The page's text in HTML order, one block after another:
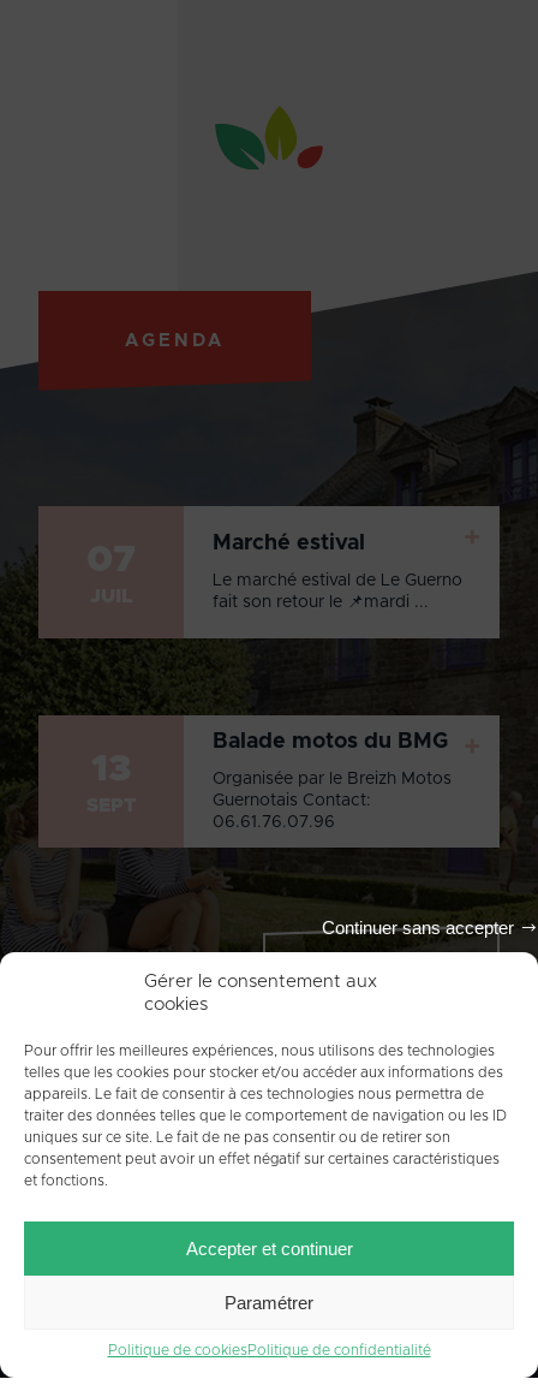
Gérer le consentement aux
cookies
Pour offrir les meilleures expériences, nous utilisons des technologies
telles que les cookies pour stocker et/ou accéder aux informations des
appareils. Le fait de consentir à ces technologies nous permettra de
traiter des données telles que le comportement de navigation ou les ID
uniques sur ce site. Le fait de ne pas consentir ou de retirer son
consentement peut avoir un effet négatif sur certaines caractéristiques
et fonctions.
Accepter et continuer
Continuer sans accepter
Paramétrer
Politique de cookiesPolitique de confidentialité
AGENDA
Marché estival
Le marché estival de Le Guerno
fait son retour le 📌mardi ...
Balade motos du BMG
Organisée par le Breizh Motos
Guernotais Contact:
06.61.76.07.96
PLAN DU SITE
MENTIONS LÉGALES
CRÉDITS POLITIQUE DE COOKIES (UE)